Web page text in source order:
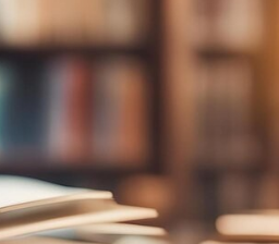
Fryzjer
Kino